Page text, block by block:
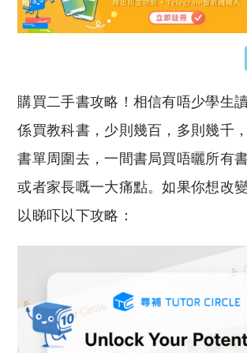
購買二手書攻略！相信有唔少學生
係買教科書，少則幾百，多則幾千
書單周圍去，一間書局買唔曬所有
或者家長嘅一大痛點。如果你想改
以睇吓以下攻略：